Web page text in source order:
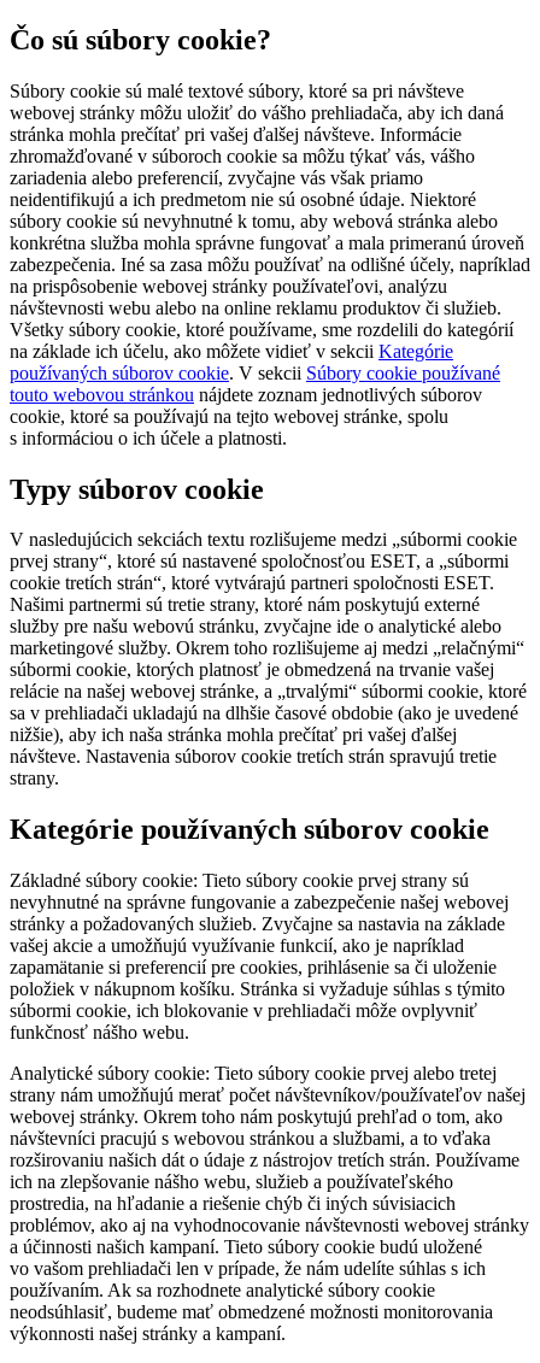
Čo sú súbory cookie?
Súbory cookie sú malé textové súbory, ktoré sa pri návšteve
webovej stránky môžu uložiť do vášho prehliadača, aby ich daná
stránka mohla prečítať pri vašej ďalšej návšteve. Informácie
zhromažďované v súboroch cookie sa môžu týkať vás, vášho
zariadenia alebo preferencií, zvyčajne vás však priamo
neidentifikujú a ich predmetom nie sú osobné údaje. Niektoré
súbory cookie sú nevyhnutné k tomu, aby webová stránka alebo
konkrétna služba mohla správne fungovať a mala primeranú úroveň
zabezpečenia. Iné sa zasa môžu používať na odlišné účely, napríklad
na prispôsobenie webovej stránky používateľovi, analýzu
návštevnosti webu alebo na online reklamu produktov či služieb.
Všetky súbory cookie, ktoré používame, sme rozdelili do kategórií
na základe ich účelu, ako môžete vidieť v sekcii Kategórie
používaných súborov cookie. V sekcii Súbory cookie používané
touto webovou stránkou nájdete zoznam jednotlivých súborov
cookie, ktoré sa používajú na tejto webovej stránke, spolu
s informáciou o ich účele a platnosti.
Typy súborov cookie
V nasledujúcich sekciách textu rozlišujeme medzi „súbormi cookie
prvej strany“, ktoré sú nastavené spoločnosťou ESET, a „súbormi
cookie tretích strán“, ktoré vytvárajú partneri spoločnosti ESET.
Našimi partnermi sú tretie strany, ktoré nám poskytujú externé
služby pre našu webovú stránku, zvyčajne ide o analytické alebo
marketingové služby. Okrem toho rozlišujeme aj medzi „relačnými“
súbormi cookie, ktorých platnosť je obmedzená na trvanie vašej
relácie na našej webovej stránke, a „trvalými“ súbormi cookie, ktoré
sa v prehliadači ukladajú na dlhšie časové obdobie (ako je uvedené
nižšie), aby ich naša stránka mohla prečítať pri vašej ďalšej
návšteve. Nastavenia súborov cookie tretích strán spravujú tretie
strany.
Kategórie používaných súborov cookie
Základné súbory cookie: Tieto súbory cookie prvej strany sú
nevyhnutné na správne fungovanie a zabezpečenie našej webovej
stránky a požadovaných služieb. Zvyčajne sa nastavia na základe
vašej akcie a umožňujú využívanie funkcií, ako je napríklad
zapamätanie si preferencií pre cookies, prihlásenie sa či uloženie
položiek v nákupnom košíku. Stránka si vyžaduje súhlas s týmito
súbormi cookie, ich blokovanie v prehliadači môže ovplyvniť
funkčnosť nášho webu.
Analytické súbory cookie: Tieto súbory cookie prvej alebo tretej
strany nám umožňujú merať počet návštevníkov/používateľov našej
webovej stránky. Okrem toho nám poskytujú prehľad o tom, ako
návštevníci pracujú s webovou stránkou a službami, a to vďaka
rozširovaniu našich dát o údaje z nástrojov tretích strán. Používame
ich na zlepšovanie nášho webu, služieb a používateľského
prostredia, na hľadanie a riešenie chýb či iných súvisiacich
problémov, ako aj na vyhodnocovanie návštevnosti webovej stránky
a účinnosti našich kampaní. Tieto súbory cookie budú uložené
vo vašom prehliadači len v prípade, že nám udelíte súhlas s ich
používaním. Ak sa rozhodnete analytické súbory cookie
neodsúhlasiť, budeme mať obmedzené možnosti monitorovania
výkonnosti našej stránky a kampaní.